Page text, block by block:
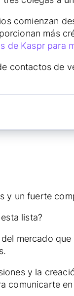
comienzan
más
de Kaspr para
contactos de
y un fuerte
lista?
mercado
y la
comunicarte